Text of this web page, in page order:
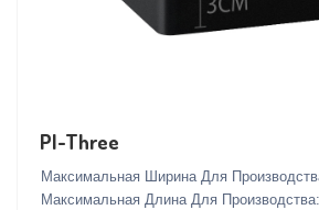
PI-Three
Максимальная Ширина Для
Максимальная Длина Для